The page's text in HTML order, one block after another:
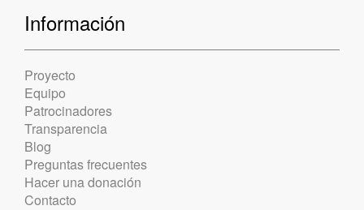
Información
Proyecto
Equipo
Patrocinadores
Transparencia
Blog
Preguntas frecuentes
Hacer una donación
Contacto